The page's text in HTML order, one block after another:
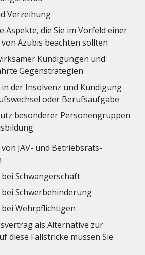
Verzeihung
Aspekte, die Sie im Vorfeld einer
Azubis beachten sollten
Kündigungen und
Gegenstrategien
der Insolvenz und Kündigung
oder Berufsaufgabe
besonderer Personengruppen
JAV- und Betriebsrats-
Schwangerschaft
Schwerbehinderung
Wehrpflichtigen
als Alternative zur
diese Fallstricke müssen Sie